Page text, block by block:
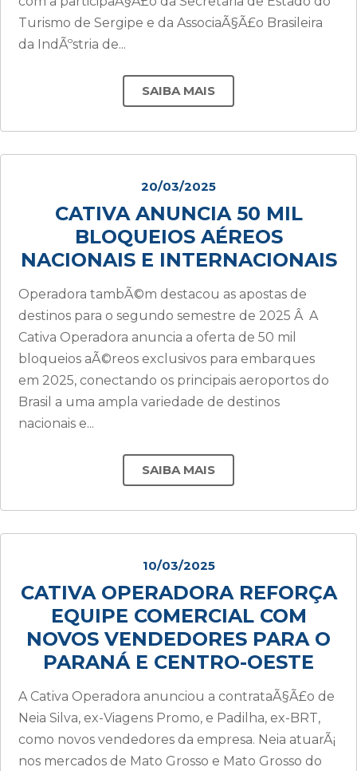
Turismo de Sergipe e da AssociaÃ§Ã£o Brasileira
da IndÃºstria de...
SAIBA MAIS
20/03/2025
CATIVA ANUNCIA 50 MIL
BLOQUEIOS AÉREOS
NACIONAIS E INTERNACIONAIS
Operadora tambÃ©m destacou as apostas de
destinos para o segundo semestre de 2025 Â A
Cativa Operadora anuncia a oferta de 50 mil
bloqueios aÃ©reos exclusivos para embarques
em 2025, conectando os principais aeroportos do
Brasil a uma ampla variedade de destinos
nacionais e...
SAIBA MAIS
10/03/2025
CATIVA OPERADORA REFORÇA
EQUIPE COMERCIAL COM
NOVOS VENDEDORES PARA O
PARANÁ E CENTRO-OESTE
A Cativa Operadora anunciou a contrataÃ§Ã£o de
Neia Silva, ex-Viagens Promo, e Padilha, ex-BRT,
como novos vendedores da empresa. Neia atuarÃ¡
nos mercados de Mato Grosso e Mato Grosso do